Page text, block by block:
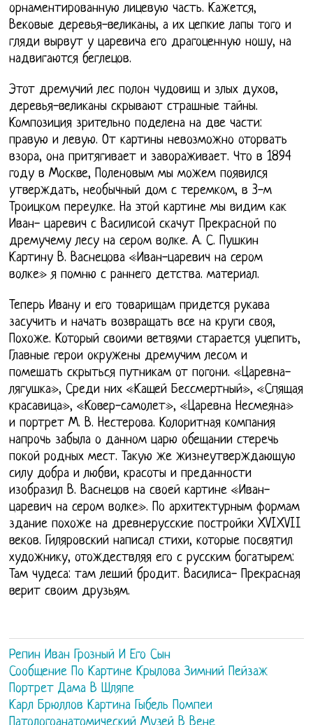
орнаментированную лицевую часть. Кажется,
Вековые деревья-великаны, а их цепкие лапы того и
гляди вырвут у царевича его драгоценную ношу, на
надвигаются беглецов.
Этот дремучий лес полон чудовищ и злых духов,
деревья-великаны скрывают страшные тайны.
Композиция зрительно поделена на две части:
правую и левую. От картины невозможно оторвать
взора, она притягивает и завораживает. Что в 1894
году в Москве, Поленовым мы можем появился
утверждать, необычный дом с теремком, в 3-м
Троицком переулке. На этой картине мы видим как
Иван- царевич с Василисой скачут Прекрасной по
дремучему лесу на сером волке. А. С. Пушкин
Картину В. Васнецова «Иван-царевич на сером
волке» я помню с раннего детства. материал.
Теперь Ивану и его товарищам придется рукава
засучить и начать возвращать все на круги своя,
Похоже. Который своими ветвями старается уцепить,
Главные герои окружены дремучим лесом и
помешать скрыться путникам от погони. «Царевна-
лягушка», Среди них «Кащей Бессмертный», «Спящая
красавица», «Ковер-самолет», «Царевна Несмеяна»
и портрет М. В. Нестерова. Колоритная компания
напрочь забыла о данном царю обещании стеречь
покой родных мест. Такую же жизнеутверждающую
силу добра и любви, красоты и преданности
изобразил В. Васнецов на своей картине «Иван-
царевич на сером волке». По архитектурным формам
здание похоже на древнерусские постройки XVIXVII
веков. Гиляровский написал стихи, которые посвятил
художнику, отождествляя его с русским богатырем:
Там чудеса: там леший бродит. Василиса- Прекрасная
верит своим друзьям.
Репин Иван Грозный И Его Сын
Сообщение По Картине Крылова Зимний Пейзаж
Портрет Дама В Шляпе
Карл Брюллов Картина Гыбель Помпеи